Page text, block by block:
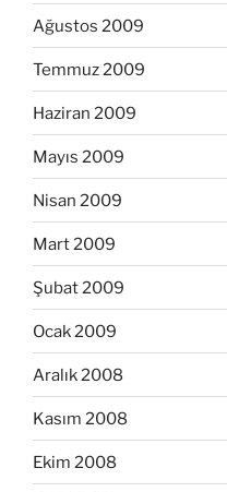
Ağustos 2009
Temmuz 2009
Haziran 2009
Mayıs 2009
Nisan 2009
Mart 2009
Şubat 2009
Ocak 2009
Aralık 2008
Kasım 2008
Ekim 2008